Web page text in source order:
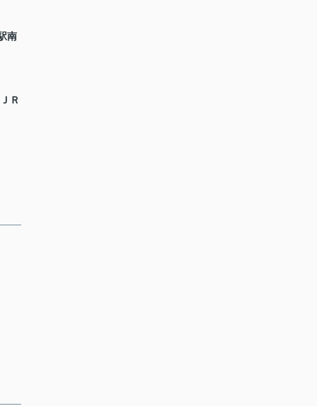
南
Ｒ